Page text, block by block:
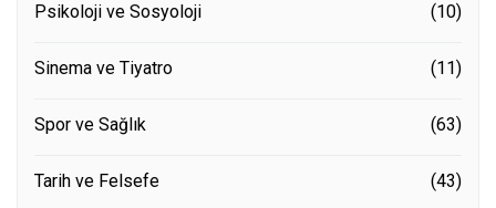
Psikoloji ve Sosyoloji (10)
Sinema ve Tiyatro (11)
Spor ve Sağlık (63)
Tarih ve Felsefe (43)